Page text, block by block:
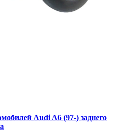
Audi A6 (97-) заднего